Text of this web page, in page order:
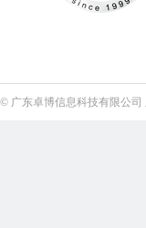
© 广东卓博信息科技有限公司